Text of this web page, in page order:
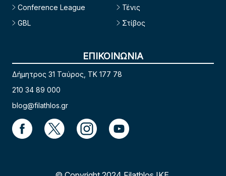
Conference League
GBL
Τένις
Στίβος
ΕΠΙΚΟΙΝΩΝΙΑ
Δήμητρος 31 Ταύρος, TK 177 78
210 34 89 000
blog@filathlos.gr